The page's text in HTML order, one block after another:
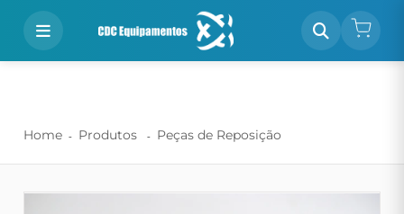
Home Produtos Peças de Reposição